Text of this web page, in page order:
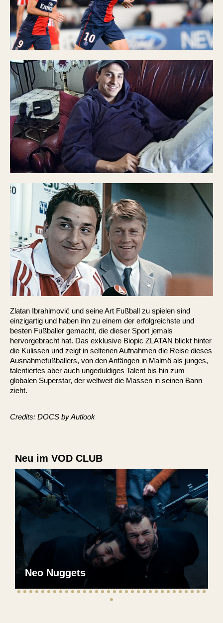
Zlatan Ibrahimović und seine Art Fußball zu spielen sind
einzigartig und haben ihn zu einem der erfolgreichste und
besten Fußballer gemacht, die dieser Sport jemals
hervorgebracht hat. Das exklusive Biopic ZLATAN blickt hinter
die Kulissen und zeigt in seltenen Aufnahmen die Reise dieses
Ausnahmefußballers, von den Anfängen in Malmö als junges,
talentiertes aber auch ungeduldiges Talent bis hin zum
globalen Superstar, der weltweit die Massen in seinen Bann
zieht.
Credits: DOCS by Autlook
Neu im VOD CLUB
Neo Nuggets